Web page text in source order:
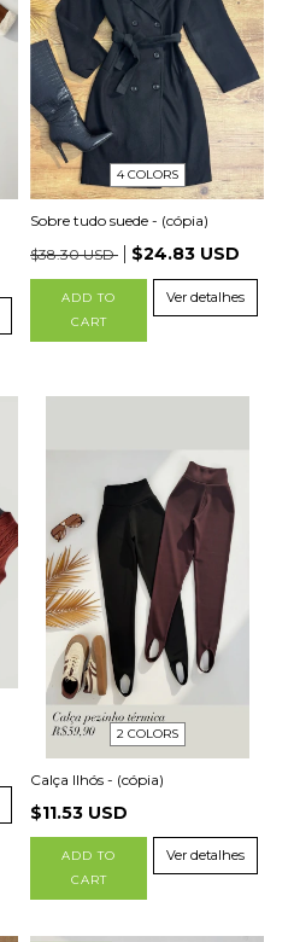
4 COLORS
Sobre tudo suede - (cópia)
$38.30 USD
$24.83 USD
ADD TO
CART
Ver detalhes
2 COLORS
Calça Ilhós - (cópia)
$11.53 USD
ADD TO
CART
Ver detalhes